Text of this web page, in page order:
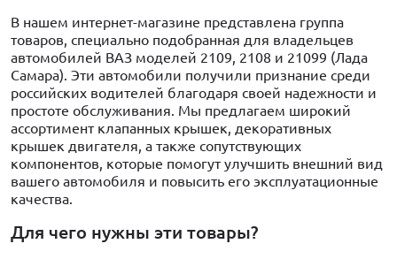
В нашем интернет-магазине представлена группа
товаров, специально подобранная для владельцев
автомобилей ВАЗ моделей 2109, 2108 и 21099 (Лада
Самара). Эти автомобили получили признание среди
российских водителей благодаря своей надежности и
простоте обслуживания. Мы предлагаем широкий
ассортимент клапанных крышек, декоративных
крышек двигателя, а также сопутствующих
компонентов, которые помогут улучшить внешний вид
вашего автомобиля и повысить его эксплуатационные
качества.
Для чего нужны эти товары?